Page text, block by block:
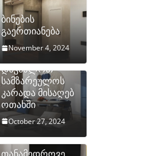
ბინების
გაერთიანება
November 4, 2024
როგორ
დავმალოთ
სამზარეულოს
კარადა მისაღებ
ოთახში
October 27, 2024